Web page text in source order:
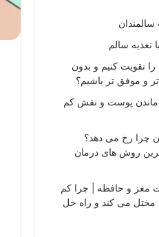
تغذیه سالم
تقویت کنیم و بدون
و موفق تر باشیم؟
ماندن پوست و نقش کم
چرا رخ می دهد؟
روش های درمان
مغز و حافظه | چرا کم
مختل می کند و راه حل